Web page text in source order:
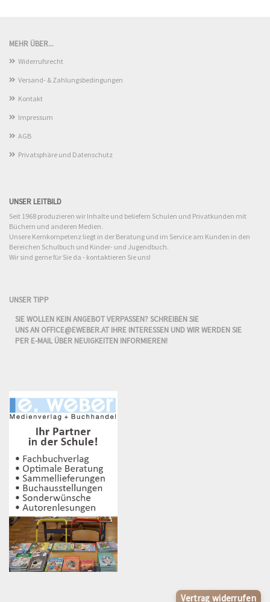
MEHR ÜBER...
Widerrufsrecht
Versand- & Zahlungsbedingungen
Kontakt
Impressum
AGB
Privatsphäre und Datenschutz
UNSER LEITBILD
Seit 1968 produzieren wir Inhalte und beliefern Schulen und Privatkunden mit
Büchern und anderen Medien.
Unsere Kernkompetenz liegt in der Beratung und im Service am Kunden in den
Bereichen Schulbuch und Kinder- und Jugendbuch.
Wir sind gerne für Sie da - kontaktieren Sie uns!
UNSER TIPP
SIE WOLLEN KEIN ANGEBOT VERPASSEN? SCHREIBEN SIE
UNS AN OFFICE@EWEBER.AT IHRE INTERESSEN UND WIR WERDEN SIE
PER E-MAIL ÜBER NEUIGKEITEN INFORMIEREN!
Vertrag widerrufen